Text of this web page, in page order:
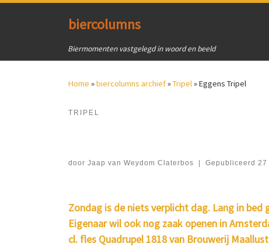
biercolumns
Biermomenten vastgelegd in woord en beeld
Home »biercolumns archief»Tripel»Eggens Tripel
TRIPEL
door Jaap van Weydom Claterbos Gepubliceerd 27
Zondag is de niets verplicht dag. Lang in bed
Eigenaar wil ook nog zaak openen in
cl. fles Quadrupel 1818 van Brouwerij